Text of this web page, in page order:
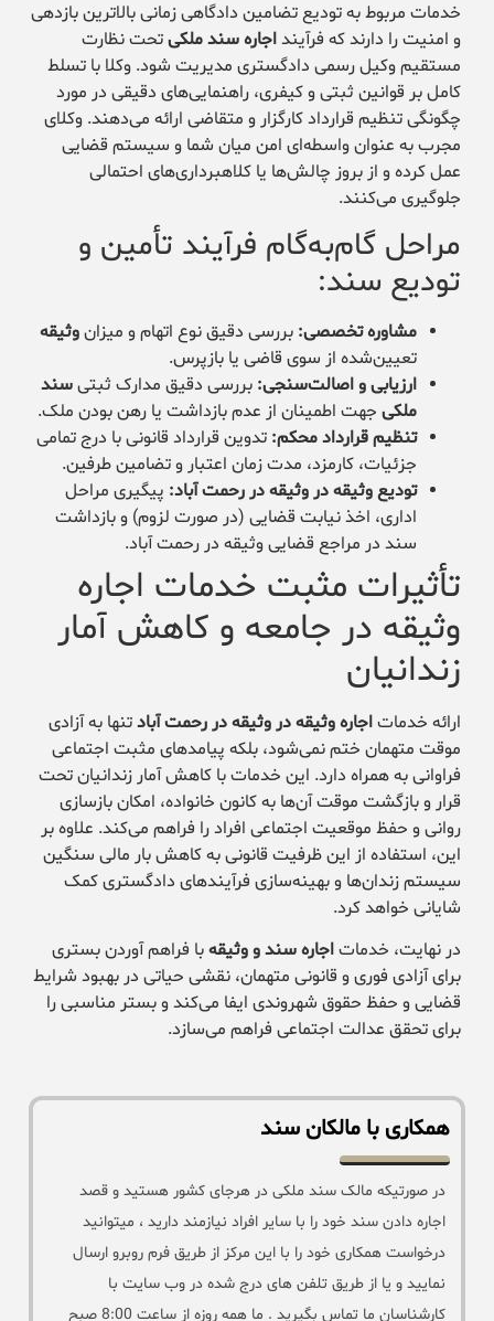
خدمات مربوط به تودیع تضامین دادگاهی زمانی بالاترین بازدهی
و امنیت را دارند که فرآینداجاره سند ملکیتحت نظارت
مستقیم وکیل رسمی دادگستری مدیریت شود. وکلا با تسلط
کامل بر قوانین ثبتی و کیفری، راهنمایی‌های دقیقی در مورد
چگونگی تنظیم قرارداد کارگزار و متقاضی ارائه می‌دهند. وکلای
مجرب به عنوان واسطه‌ای امن میان شما و سیستم قضایی
عمل کرده و از بروز چالش‌ها یا کلاهبرداری‌های احتمالی
جلوگیری می‌کنند.
مراحل گام‌به‌گام فرآیند تأمین و
تودیع سند:
مشاوره تخصصی: بررسی دقیق نوع اتهام و میزانوثیقه
تعیین‌شده از سوی قاضی یا بازپرس.
ارزیابی و اصالت‌سنجی: بررسی دقیق مدارک ثبتیسند
ملکی جهت اطمینان از عدم بازداشت یا رهن بودن ملک.
تنظیم قرارداد محکم: تدوین قرارداد قانونی با درج تمامی
جزئیات، کارمزد، مدت زمان اعتبار و تضامین طرفین.
تودیع وثیقه در وثیقه در رحمت آباد: پیگیری مراحل
اداری، اخذ نیابت قضایی (در صورت لزوم) و بازداشت
سند در مراجع قضایی وثیقه در رحمت آباد.
تأثیرات مثبت خدمات اجاره
وثیقه در جامعه و کاهش آمار
زندانیان
ارائه خدماتاجاره وثیقه در وثیقه در رحمت آبادتنها به آزادی
موقت متهمان ختم نمی‌شود، بلکه پیامدهای مثبت اجتماعی
فراوانی به همراه دارد. این خدمات با کاهش آمار زندانیان تحت
قرار و بازگشت موقت آن‌ها به کانون خانواده، امکان بازسازی
روانی و حفظ موقعیت اجتماعی افراد را فراهم می‌کند. علاوه بر
این، استفاده از این ظرفیت قانونی به کاهش بار مالی سنگین
سیستم زندان‌ها و بهینه‌سازی فرآیندهای دادگستری کمک
شایانی خواهد کرد.
در نهایت، خدماتاجاره سند و وثیقهبا فراهم آوردن بستری
برای آزادی فوری و قانونی متهمان، نقشی حیاتی در بهبود شرایط
قضایی و حفظ حقوق شهروندی ایفا می‌کند و بستر مناسبی را
برای تحقق عدالت اجتماعی فراهم می‌سازد.
همکاری با مالکان سند
در صورتیکه مالک سند ملکی در هرجای کشور هستید و قصد
اجاره دادن سند خود را با سایر افراد نیازمند دارید ، میتوانید
درخواست همکاری خود را با این مرکز از طریق فرم روبرو ارسال
نمایید و یا از طریق تلفن های درج شده در وب سایت با
کارشناسان ما تماس بگیرید . ما همه روزه از ساعت 8:00 صبح